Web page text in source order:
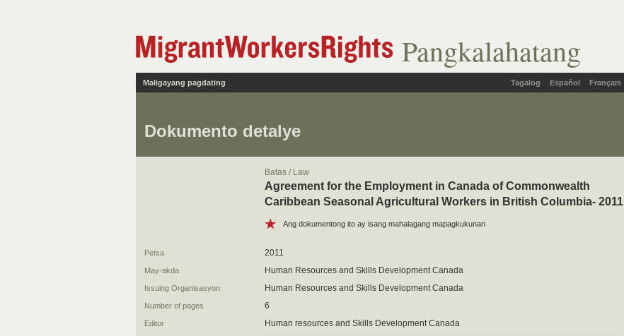
Pangkalahatang
Tagalog Español Français
Maligayang pagdating
Dokumento detalye
Batas / Law
Agreement for the Employment in Canada of Commonwealth
Caribbean Seasonal Agricultural Workers in British Columbia- 2011
Ang dokumentong ito ay isang mahalagang mapagkukunan
Petsa 2011
May-akda Human Resources and Skills Development Canada
Issuing Organisasyon Human Resources and Skills Development Canada
Number of pages 6
Editor Human resources and Skills Development Canada